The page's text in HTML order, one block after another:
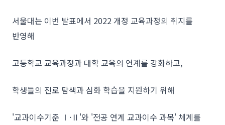
서울대는 이번 발표에서 2022 개정 교육과정의 취지를
반영해
고등학교 교육과정과 대학 교육의 연계를 강화하고,
학생들의 진로 탐색과 심화 학습을 지원하기 위해
'교과이수기준 Ⅰ·Ⅱ'와 '전공 연계 교과이수 과목' 체계를